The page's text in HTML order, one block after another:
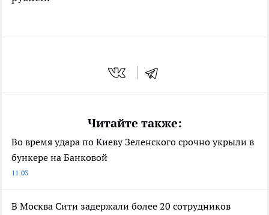
Читайте также:
Во время удара по Киеву Зеленского срочно укрыли в
бункере на Банковой
11:03
В Москва Сити задержали более 20 сотрудников